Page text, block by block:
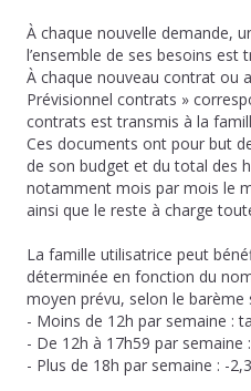
À chaque nouvelle demande,
l’ensemble de ses besoins
À chaque nouveau contrat ou
Prévisionnel contrats »
contrats est transmis à la
Ces documents ont pour but
de son budget et du total des
notamment mois par mois le
ainsi que le reste à charge
La famille utilisatrice peut
déterminée en fonction du
moyen prévu, selon le barème
- Moins de 12h par semaine :
- De 12h à 17h59 par semaine
- Plus de 18h par semaine : -